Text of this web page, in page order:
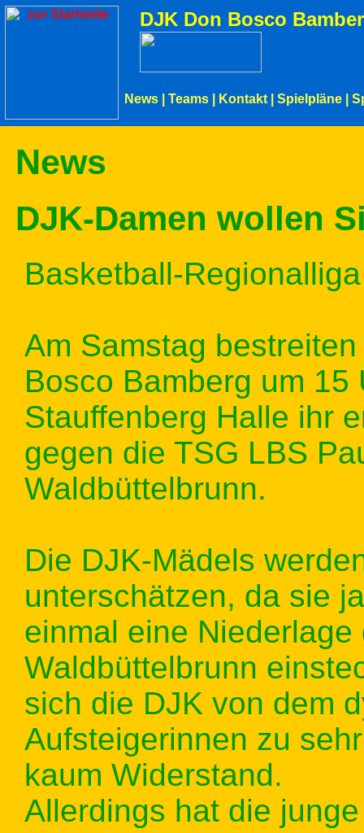
DJK Don Bosco
News Teams Kontakt Spielpläne
News
DJK-Damen wollen
Basketball-Regionalliga
Am Samstag
Bosco Bamberg um
Stauffenberg Halle ihr
gegen die TSG LBS
Waldbüttelbrunn.
Die DJK-Mädels
unterschätzen, da sie
einmal eine
Waldbüttelbrunn
sich die DJK von dem
Aufsteigerinnen zu
kaum Widerstand.
Allerdings hat die